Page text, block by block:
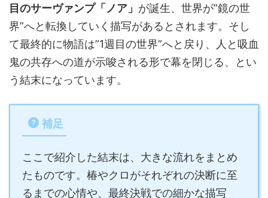
目のサーヴァンプ「ノア」 が誕生、世界が”鏡の世
界”へと転換していく描写があるとされます。そし
て最終的に物語は”1週目の世界”へと戻り、人と吸血
鬼の共存への道が示唆される形で幕を閉じる、とい
う結末になっています。
補足
ここで紹介した結末は、大きな流れをまとめ
たものです。椿やクロがそれぞれの決断に至
るまでの心情や、最終決戦での細かな描写